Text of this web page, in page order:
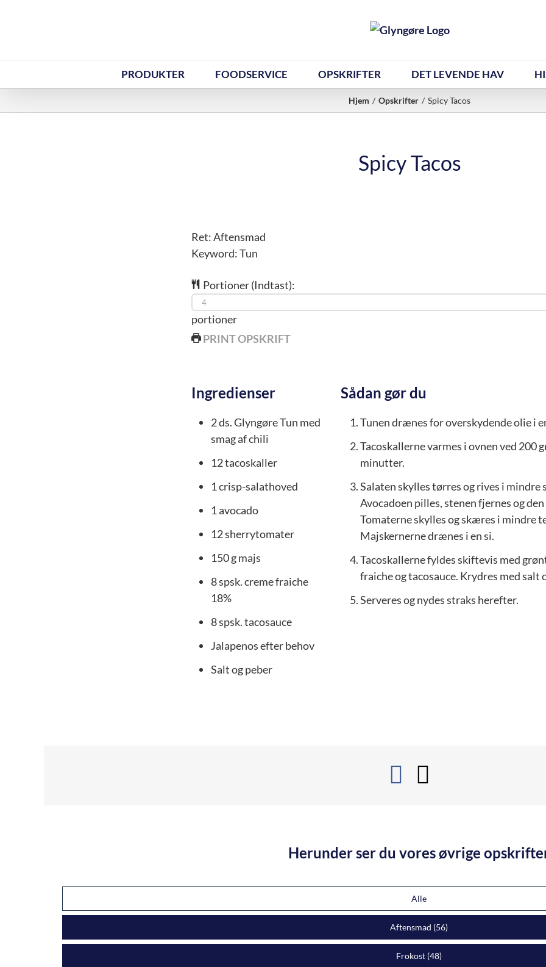
PRODUKTER FOODSERVICE OPSKRIFTER DET LEVENDE HAV
Hjem Opskrifter Spicy Tacos
Spicy Tacos
Ret:Aftensmad
Keyword:Tun
Portioner (Indtast):
portioner
PRINT OPSKRIFT
Ingredienser
2ds.Glyngøre Tun med
smag af chili
12tacoskaller
1crisp-salathoved
1avocado
12sherrytomater
150gmajs
8spsk.creme fraiche
18%
8spsk.tacosauce
Jalapenos efter behov
Salt og peber
Sådan gør du
Tunen drænes for overskydende olie i
Tacoskallerne varmes i ovnen ved 200
minutter.
Salaten skylles tørres og rives i mindre
Avocadoen pilles, stenen fjernes og
Tomaterne skylles og skæres i mindre
Majskernerne drænes i en si.
Tacoskallerne fyldes skiftevis med
fraiche og tacosauce. Krydres med salt
Serveres og nydes straks herefter.
Herunder ser du vores øvrige
Alle
Aftensmad (56)
Frokost (48)